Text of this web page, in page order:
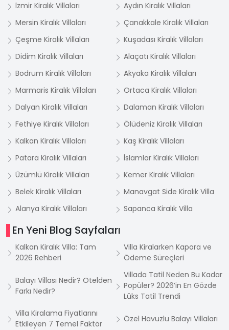
İzmir Kiralık Villaları
Aydın Kiralık Villaları
Mersin Kiralık Villaları
Çanakkale Kiralık Villaları
Çeşme Kiralık Villaları
Kuşadası Kiralık Villaları
Didim Kiralık Villaları
Alaçatı Kiralık Villaları
Bodrum Kiralık Villaları
Akyaka Kiralık Villaları
Marmaris Kiralık Villaları
Ortaca Kiralık Villaları
Dalyan Kiralık Villaları
Dalaman Kiralık Villaları
Fethiye Kiralık Villaları
Ölüdeniz Kiralık Villaları
Kalkan Kiralık Villaları
Kaş Kiralık Villaları
Patara Kiralık Villaları
İslamlar Kiralık Villaları
Üzümlü Kiralık Villaları
Kemer Kiralık Villaları
Belek Kiralık Villaları
Manavgat Side Kiralık Villa
Alanya Kiralık Villaları
Sapanca Kiralık Villa
En Yeni Blog Sayfaları
Kalkan Kiralık Villa: Tam
2026 Rehberi
Villa Kiralarken Kapora ve
Ödeme Süreçleri
Balayı Villası Nedir? Otelden
Farkı Nedir?
Villada Tatil Neden Bu Kadar
Popüler? 2026’in En Gözde
Lüks Tatil Trendi
Villa Kiralama Fiyatlarını
Etkileyen 7 Temel Faktör
Özel Havuzlu Balayı Villaları